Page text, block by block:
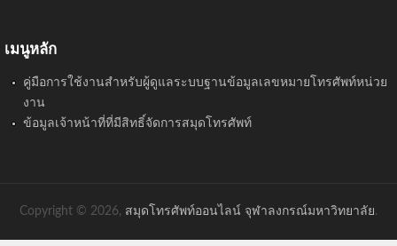
เมนูหลัก
คู่มือการใช้งานสำหรับผู้ดูแลระบบฐานข้อมูลเลขหมายโทรศัพท์หน่วย
งาน
ข้อมูลเจ้าหน้าที่ที่มีสิทธิ์จัดการสมุดโทรศัพท์
Copyright © 2026, สมุดโทรศัพท์ออนไลน์ จุฬาลงกรณ์มหาวิทยาลัย.